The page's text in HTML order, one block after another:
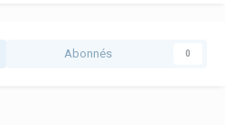
Abonnés 0